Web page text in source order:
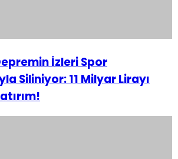
İzleri Spor
Siliniyor: 11 Milyar Lirayı